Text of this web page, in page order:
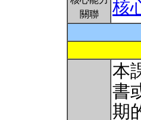
關聯
核
本
書
期